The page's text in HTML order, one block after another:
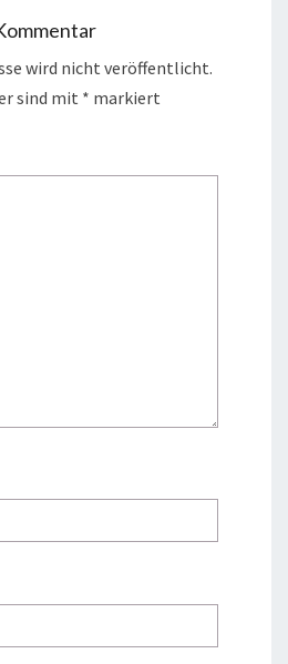
wird nicht veröffentlicht.
sind mit * markiert